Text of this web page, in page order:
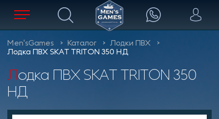
Men'sGames Каталог
Лодки ПВХ
Лодка ПВХ SKAT TRITON 350 НД
Лодка ПВХ SKAT TRITON 350
НД